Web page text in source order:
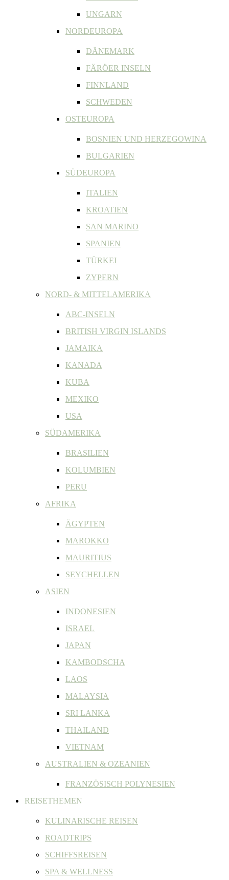
UNGARN
NORDEUROPA
DÄNEMARK
FÄRÖER INSELN
FINNLAND
SCHWEDEN
OSTEUROPA
BOSNIEN UND HERZEGOWINA
BULGARIEN
SÜDEUROPA
ITALIEN
KROATIEN
SAN MARINO
SPANIEN
TÜRKEI
ZYPERN
NORD- & MITTELAMERIKA
ABC-INSELN
BRITISH VIRGIN ISLANDS
JAMAIKA
KANADA
KUBA
MEXIKO
USA
SÜDAMERIKA
BRASILIEN
KOLUMBIEN
PERU
AFRIKA
ÄGYPTEN
MAROKKO
MAURITIUS
SEYCHELLEN
ASIEN
INDONESIEN
ISRAEL
JAPAN
KAMBODSCHA
LAOS
MALAYSIA
SRI LANKA
THAILAND
VIETNAM
AUSTRALIEN & OZEANIEN
FRANZÖSISCH POLYNESIEN
REISETHEMEN
KULINARISCHE REISEN
ROADTRIPS
SCHIFFSREISEN
SPA & WELLNESS